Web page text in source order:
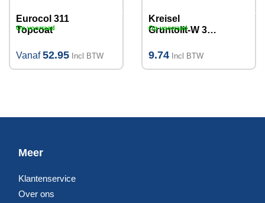
Eurocol 311
Topcoat
Vanaf52.95 Incl BTW
Op voorraad
Kreisel
Gruntolit-W 301
9.74 Incl BTW
Op voorraad
Meer
Klantenservice
Over ons